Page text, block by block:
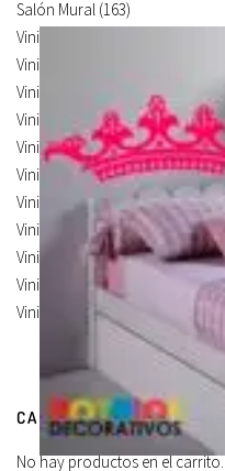
Salón Mural (163)
Vinilos de Frases
Vinilos de Ilustración
Vinilos de Marcas
(19)
Vinilos de Pegatinas(9)
Vinilos Para Armarios(20)
Vinilos Para Coches(21)
Vinilos Para Frigorificos(11)
Vinilos Para Paredes(8)
Vinilos Para Puertas(9)
Vinilos Para Suelos
Vinilos Para Vidrios
CARRITO DE COMPRAS
No hay productos en el carrito.